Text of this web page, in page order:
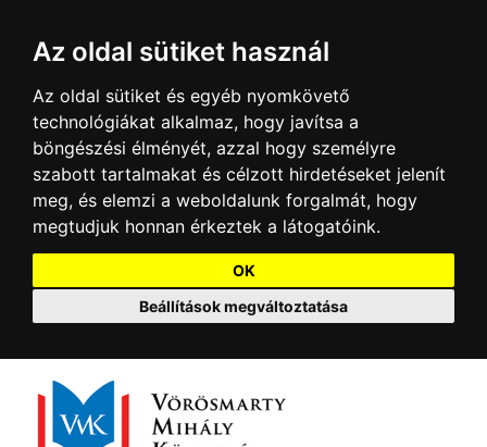
Az oldal sütiket használ
Az oldal sütiket és egyéb nyomkövető
technológiákat alkalmaz, hogy javítsa a
böngészési élményét, azzal hogy személyre
szabott tartalmakat és célzott hirdetéseket jelenít
meg, és elemzi a weboldalunk forgalmát, hogy
megtudjuk honnan érkeztek a látogatóink.
OK
Beállítások megváltoztatása